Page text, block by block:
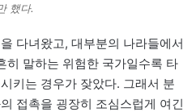
했다.
다녀왔고, 대부분의 나라들에서
히 말하는 위험한 국가일수록 타
키는 경우가 잦았다. 그래서 분
접촉을 굉장히 조심스럽게 여긴